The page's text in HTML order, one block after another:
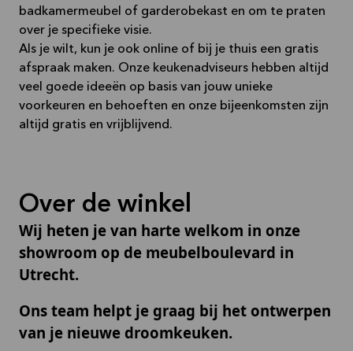
badkamermeubel of garderobekast en om te praten
over je specifieke visie.
Als je wilt, kun je ook online of bij je thuis een gratis
afspraak maken. Onze keukenadviseurs hebben altijd
veel goede ideeën op basis van jouw unieke
voorkeuren en behoeften en onze bijeenkomsten zijn
altijd gratis en vrijblijvend.
Over de winkel
Wij heten je van harte welkom in onze
showroom op de meubelboulevard in
Utrecht.
Ons team helpt je graag bij het ontwerpen
van je nieuwe droomkeuken.